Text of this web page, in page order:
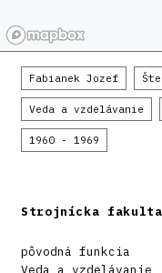
Fabianek Jozef
Veda a vzdelávanie
1960 - 1969
Strojnícka fakulta
pôvodná funkcia
Veda a vzdelávanie